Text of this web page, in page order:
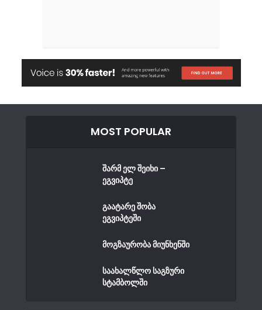
MOST POPULAR
შარმ ელ შეიხი –
ეგვიპტე
გაატარე შობა
ეგვიპტეში
მოგზაურობა მიუნხენში
საახალწლო საგზური
სტამბოლში